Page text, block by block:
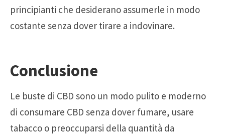
principianti che desiderano assumerle in modo
costante senza dover tirare a indovinare.
Conclusione
Le buste di CBD sono un modo pulito e moderno
di consumare CBD senza dover fumare, usare
tabacco o preoccuparsi della quantità da